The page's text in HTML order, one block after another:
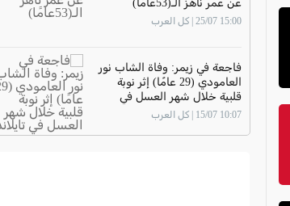
15:00 25/07 | كل العرب
فاجعة في زيمر: وفاة الشاب نور
العامودي (29 عامًا) إثر نوبة
قلبية خلال شهر العسل في
تايلاند
10:07 15/07 | كل العرب